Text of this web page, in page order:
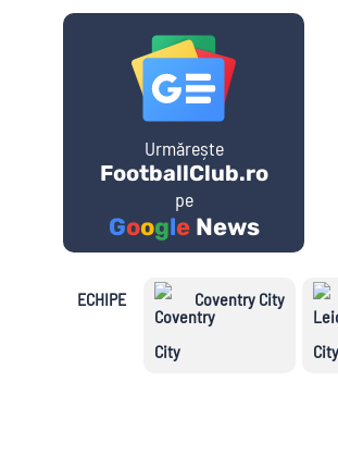
Golgheteri Premier League
Urmărește
FootballClub.ro
pe
GoogleNews
ECHIPE Coventry City